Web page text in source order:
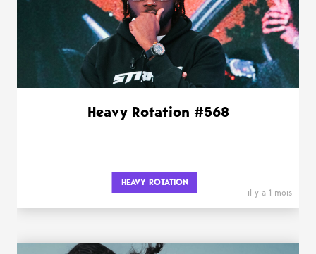
Heavy Rotation #568
HEAVY ROTATION
il y a 1 mois